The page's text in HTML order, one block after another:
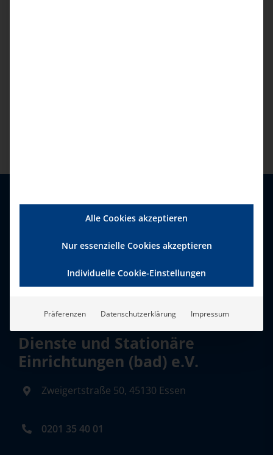
Bundesverband Ambulante
Dienste und Stationäre
Einrichtungen (bad) e.V.
Zweigertstraße 50, 45130 Essen
0201 35 40 01
Alle Cookies akzeptieren
Nur essenzielle Cookies akzeptieren
Individuelle Cookie-Einstellungen
Präferenzen Datenschutzerklärung Impressum